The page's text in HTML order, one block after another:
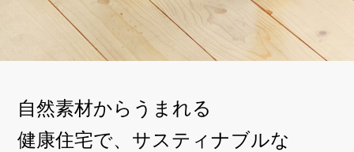
自然素材からうまれる
健康住宅で、 サスティナブルな